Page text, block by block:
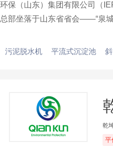
环保（山东）集团有限公司（
部坐落于山东省省会——“泉
污泥脱水机 平流式沉淀池
乾
平